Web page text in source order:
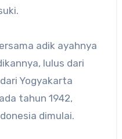
adik ayahnya
lulus dari
Yogyakarta
tahun 1942,
dimulai.